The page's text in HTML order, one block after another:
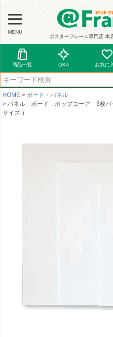
MENU
ポスターフレーム専門店 本
商品一覧 Q&A お気に
HOME
ボード・パネル
パネル ボード ポップコーア 3枚パ
サイズ ）